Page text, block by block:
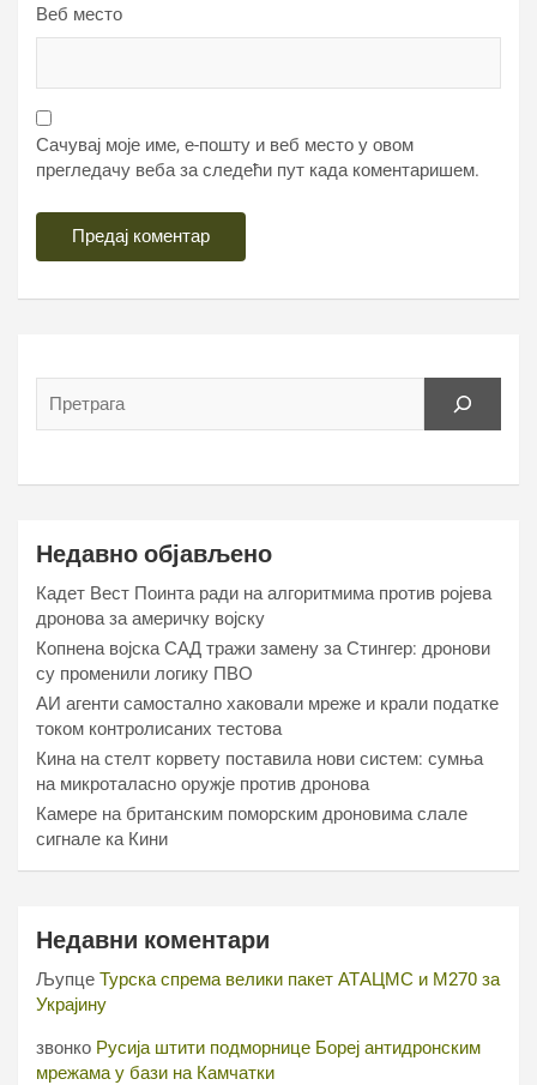
Веб место
Сачувај моје име, е-пошту и веб место у овом
прегледачу веба за следећи пут када коментаришем.
Недавно објављено
Кадет Вест Поинта ради на алгоритмима против ројева
дронова за америчку војску
Копнена војска САД тражи замену за Стингер: дронови
су променили логику ПВО
АИ агенти самостално хаковали мреже и крали податке
током контролисаних тестова
Кина на стелт корвету поставила нови систем: сумња
на микроталасно оружје против дронова
Камере на британским поморским дроновима слале
сигнале ка Кини
Недавни коментари
Љупце Турска спрема велики пакет АТАЦМС и М270 за
Украјину
звонко Русија штити подморнице Бореј антидронским
мрежама у бази на Камчатки